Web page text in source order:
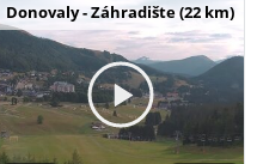
Donovaly - Záhradište (22 km)